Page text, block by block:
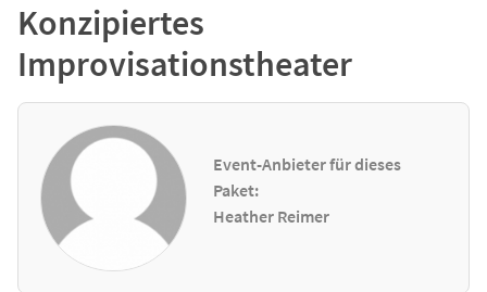
Konzipiertes
Improvisationstheater
Event-Anbieter für dieses
Paket:
Heather Reimer